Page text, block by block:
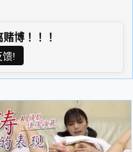
博！！！
馈!